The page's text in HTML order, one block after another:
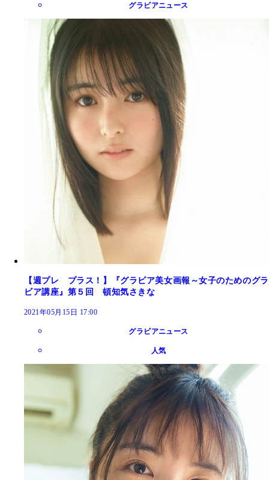
グラビアニュース
【週プレ プラス！】『グラビア美女画報～女子のためのグラ
ビア講座』第５回 頓知気さきな
2021年05月15日 17:00
グラビアニュース
人気